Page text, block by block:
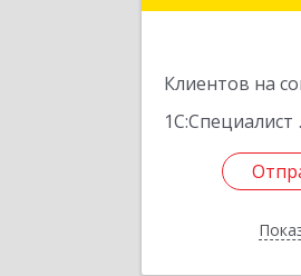
Клиентов на
1С:Специалист